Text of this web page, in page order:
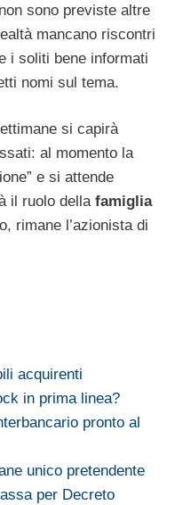
sono previste altre
mancano riscontri
i soliti bene informati
nomi sul tema.
si capirà
al momento la
e si attende
il ruolo della famiglia
rimane l’azionista di
acquirenti
in prima linea?
pronto al
unico pretendente
per Decreto